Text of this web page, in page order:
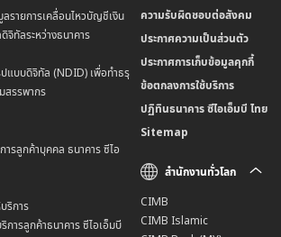
รายการเคลื่อนไหวบัญชีเงิน
จิทัลระหว่างธนาคาร
แบบดิจิทัล (NDID) เพื่อทำธรุ
สรรพากร
รลูกค้าบุคคล ธนาคาร ซีไอ
ริการ
ารลูกค้าธนาคาร ซีไอเอ็มบี
ความรับผิดชอบต่อสังคม
ประกาศความเป็นส่วนตัว
ประกาศการเก็บข้อมูลคุกกี้
ข้อตกลงการใช้บริการ
ปฏิทินธนาคาร ซีไอเอ็มบี ไทย
Sitemap
สำนักงานทั่วโลก
CIMB
CIMB Islamic